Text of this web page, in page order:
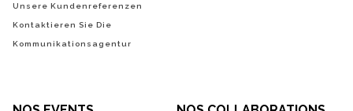
Unsere Kundenreferenzen
Kontaktieren Sie Die
Kommunikationsagentur